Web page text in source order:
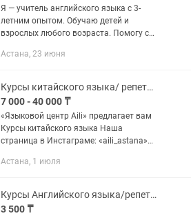
Я — учитель английского языка с 3-
летним опытом. Обучаю детей и
взрослых любого возраста. Помогу с
ЕНТ, собеседованию или интервью.
Астана, 23 июня
Курсы китайского языка/ репетитор китайского
7 000 - 40 000 ₸
«Языковой центр Aili» предлагает вам
Курсы китайского языка Наша
страница в Инстаграме: «aili_astana»
группе 40.000 тнг, индивидуально
Астана, 1 июля
Курсы Английского языка/репетитор Английского онлайн
3 500 ₸